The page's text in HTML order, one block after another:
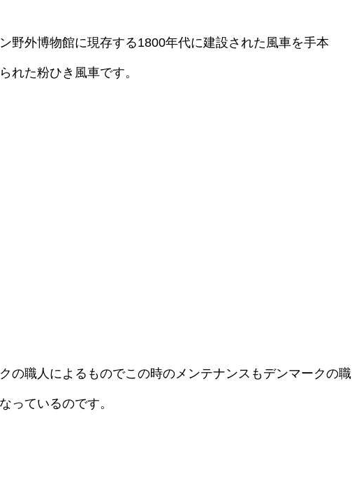
野外博物館に現存する1800年代に建設された風車を手本
れた粉ひき風車です。
の職人によるものでこの時のメンテナンスもデンマークの職
っているのです。